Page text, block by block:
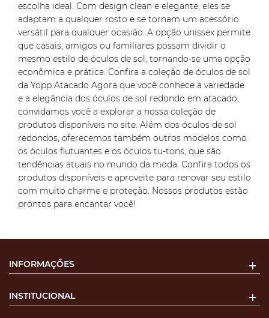
escolha ideal. Com design clean e elegante, eles se
adaptam a qualquer rosto e se tornam um acessório
versátil para qualquer ocasião. A opção unissex permite
que casais, amigos ou familiares possam dividir o
mesmo estilo de óculos de sol, tornando-se uma opção
econômica e prática. Confira a coleção de óculos de sol
da Yopp Atacado Agora que você conhece a variedade
e a elegância dos óculos de sol redondo em atacado,
convidamos você a explorar a nossa coleção de
produtos disponíveis no site. Além dos óculos de sol
redondos, oferecemos também outros modelos como
os óculos flutuantes e os óculos tu-tons, que são
tendências atuais no mundo da moda. Confira todos os
produtos disponíveis e aproveite para renovar seu estilo
com muito charme e proteção. Nossos produtos estão
prontos para encantar você!
INFORMAÇÕES
INSTITUCIONAL